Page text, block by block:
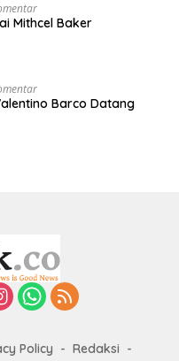
Mithcel Baker
Barco Datang
Policy
Redaksi